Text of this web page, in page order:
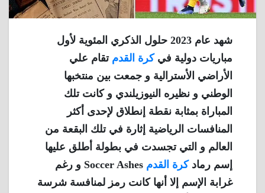
شهد عام 2023 حلول الذكري المئوية لأول
مباريات دولية فيكرة القدم تقام علي
الأراضي الأسترالية و جمعت بين منتخبها
الوطني و نظيره النيوزيلندي و كانت تلك
المباراة بمثابة نقطة إنطلاق لإحدى أكثر
المنافسات الرياضية إثارة في تلك البقعة من
العالم و التي تجسدت في بطولة أطلق عليها
إسم رمادكرة القدم
Soccer Ashes و رغم
غرابة الإسم إلا أنها كانت رمز لمنافسة شرسة